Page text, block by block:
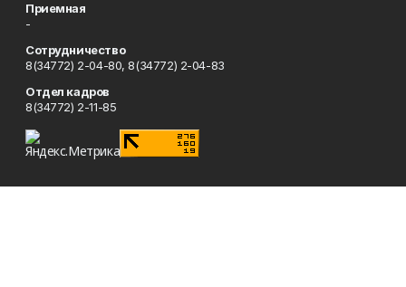
Приемная
-
Сотрудничество
8(34772) 2-04-80, 8(34772) 2-04-83
Отдел кадров
8(34772) 2-11-85